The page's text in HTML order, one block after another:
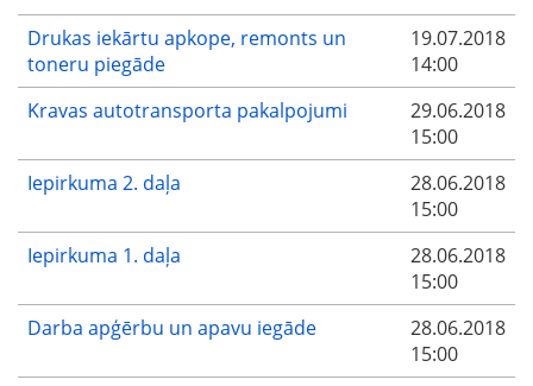
Drukas iekārtu apkope, remonts un
toneru piegāde
19.07.2018
14:00
Kravas autotransporta pakalpojumi
29.06.2018
15:00
Iepirkuma 2. daļa
28.06.2018
15:00
Iepirkuma 1. daļa
28.06.2018
15:00
Darba apģērbu un apavu iegāde
28.06.2018
15:00